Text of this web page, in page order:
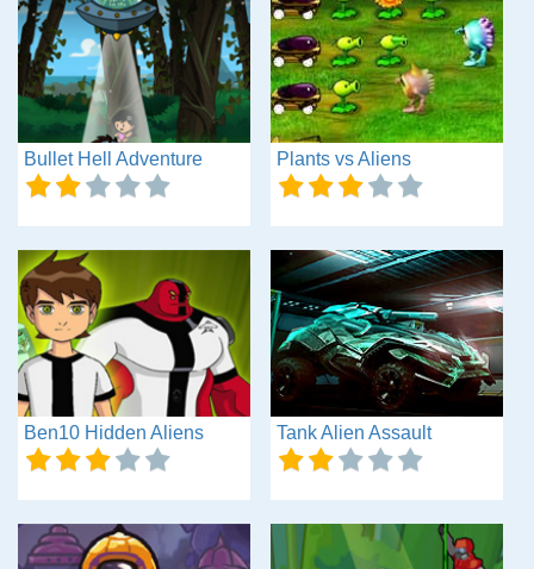
Bullet Hell Adventure Plants vs Aliens
Ben10 Hidden Aliens Tank Alien Assault